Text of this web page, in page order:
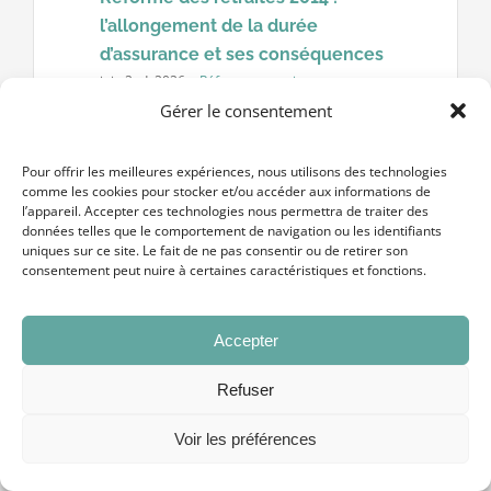
Gérer le consentement
Pour offrir les meilleures expériences, nous utilisons des technologies
comme les cookies pour stocker et/ou accéder aux informations de
l’appareil. Accepter ces technologies nous permettra de traiter des
données telles que le comportement de navigation ou les identifiants
uniques sur ce site. Le fait de ne pas consentir ou de retirer son
consentement peut nuire à certaines caractéristiques et fonctions.
Accepter
Refuser
Voir les préférences
l’allongement de la durée
d’assurance et ses conséquences
juin 2nd, 2026 Réformes retraites
Réforme des retraites 2014 :
et ses conséquences La réforme des
retraites 2014 a inscrit dans la durée
l’allongement progressif de la [...]